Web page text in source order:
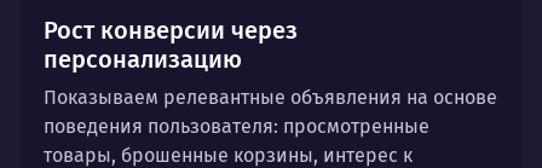
Рост конверсии через
персонализацию
Показываем релевантные объявления на основе
поведения пользователя: просмотренные
товары, брошенные корзины, интерес к